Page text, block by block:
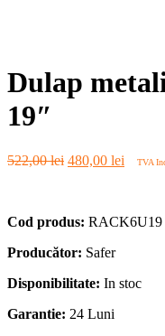
Dulap
19″
522,00lei Prețul
522,00 lei.
480,00 lei Prețul
TVA
Cod produs: RACK6U19
Producător: Safer
Disponibilitate: In stoc
Garantie: 24 Luni